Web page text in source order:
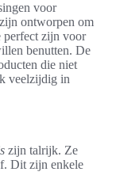
voor
ontworpen om
perfect zijn voor
benutten. De
die niet
veelzijdig in
zijn talrijk. Ze
Dit zijn enkele